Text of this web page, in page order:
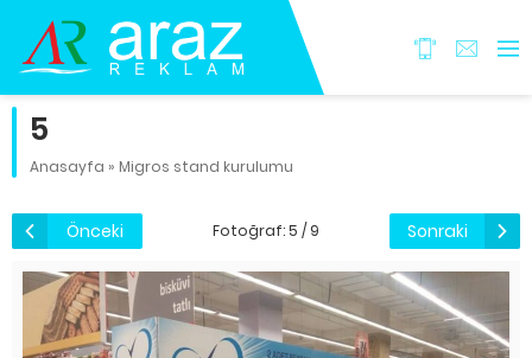
5
Anasayfa » Migros stand kurulumu
Önceki Fotoğraf: 5 / 9 Sonraki